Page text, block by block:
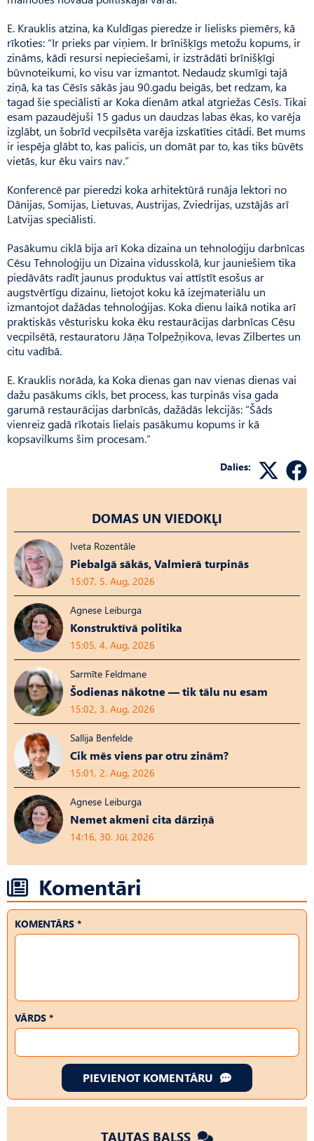
E. Krauklis atzina, ka Kuldīgas pieredze ir lielisks piemērs, kā
rīkoties: “Ir prieks par viņiem. Ir brīnišķīgs metožu kopums, ir
zināms, kādi resursi nepieciešami, ir izstrādāti brīnišķīgi
būvnoteikumi, ko visu var izmantot. Nedaudz skumīgi tajā
ziņā, ka tas Cēsīs sākās jau 90.gadu beigās, bet redzam, ka
tagad šie speciālisti ar Koka dienām atkal atgriežas Cēsīs. Tikai
esam pazaudējuši 15 gadus un daudzas labas ēkas, ko varēja
izglābt, un šobrīd vecpilsēta varēja izskatīties citādi. Bet mums
ir iespēja glābt to, kas palicis, un domāt par to, kas tiks būvēts
vietās, kur ēku vairs nav.”
Konferencē par pieredzi koka arhitektūrā runāja lektori no
Dānijas, Somijas, Lietuvas, Austrijas, Zviedrijas, uzstājās arī
Latvijas speciālisti.
Pasākumu ciklā bija arī Koka dizaina un tehnoloģiju darbnīcas
Cēsu Tehnoloģiju un Dizaina vidusskolā, kur jauniešiem tika
piedāvāts radīt jaunus produktus vai attīstīt esošus ar
augstvērtīgu dizainu, lietojot koku kā izejmateriālu un
izmantojot dažādas tehnoloģijas. Koka dienu laikā notika arī
praktiskās vēsturisku koka ēku restaurācijas darbnīcas Cēsu
vecpilsētā, restauratoru Jāņa Tolpežņikova, Ievas Zilbertes un
citu vadībā.
E. Krauklis norāda, ka Koka dienas gan nav vienas dienas vai
dažu pasākums cikls, bet process, kas turpinās visa gada
garumā restaurācijas darbnīcās, dažādās lekcijās: “Šāds
vienreiz gadā rīkotais lielais pasākumu kopums ir kā
kopsavilkums šim procesam.”
Dalies:
DOMAS UN VIEDOKĻI
Iveta Rozentāle
Piebalgā sākās, Valmierā turpinās
15:07, 5. Aug, 2026
Agnese Leiburga
Konstruktīvā politika
15:05, 4. Aug, 2026
Sarmīte Feldmane
Šodienas nākotne — tik tālu nu esam
15:02, 3. Aug, 2026
Sallija Benfelde
Cik mēs viens par otru zinām?
15:01, 2. Aug, 2026
Agnese Leiburga
Nemet akmeni cita dārziņā
14:16, 30. Jūl, 2026
Komentāri
KOMENTĀRS *
VĀRDS *
PIEVIENOT KOMENTĀRU
TAUTAS BALSS